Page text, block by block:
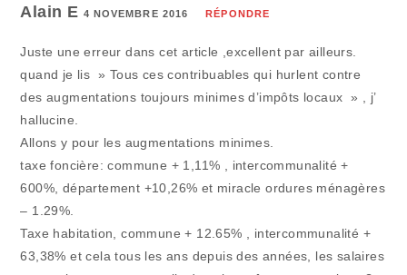
Alain E 4 NOVEMBRE 2016 RÉPONDRE
Juste une erreur dans cet article ,excellent par ailleurs.
quand je lis » Tous ces contribuables qui hurlent contre
des augmentations toujours minimes d’impôts locaux » , j’
hallucine.
Allons y pour les augmentations minimes.
taxe foncière: commune + 1,11% , intercommunalité +
600%, département +10,26% et miracle ordures ménagères
– 1.29%.
Taxe habitation, commune + 12.65% , intercommunalité +
63,38% et cela tous les ans depuis des années, les salaires